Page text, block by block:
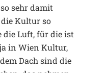
sehr damit
Kultur so
Luft, für die ist
in Wien Kultur,
Dach sind die